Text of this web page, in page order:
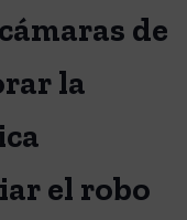
de
la
el robo